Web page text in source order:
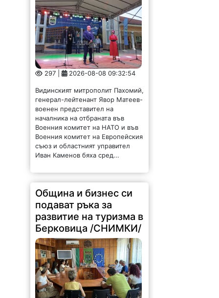
297 | 2026-08-08 09:32:54
Видинският митрополит Пахомий,
генерал-лейтенант Явор Матеев-
военен представител на
началника на отбраната във
Военния комитет на НАТО и във
Военния комитет на Европейския
съюз и областният управител
Иван Каменов бяха сред...
Община и бизнес си
подават ръка за
развитие на туризма в
Берковица /СНИМКИ/